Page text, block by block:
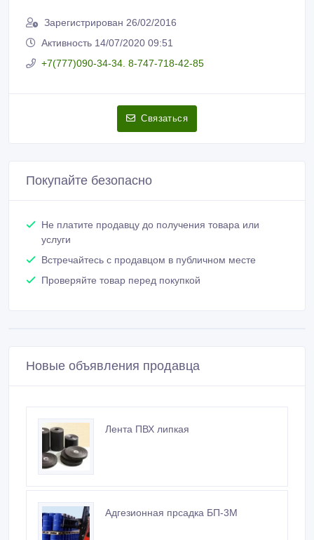
Зарегистрирован 26/02/2016
Активность 14/07/2020 09:51
+7(777)090-34-34. 8-747-718-42-85
Связаться
Покупайте безопасно
Не платите продавцу до получения товара или
услуги
Встречайтесь с продавцом в публичном месте
Проверяйте товар перед покупкой
Новые объявления продавца
Лента ПВХ липкая
Адгезионная прсадка БП-3М